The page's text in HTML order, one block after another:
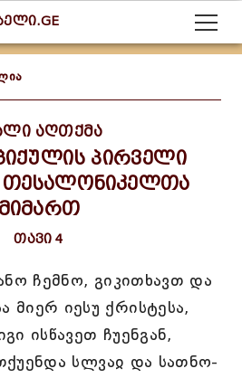
აღთქმა
პირველი
თესალონიკელთა
მიმართ
თავი 4
ჩემნო, გიკითხავთ და
იესუ ქრისტესა,
ისწავეთ ჩუენგან,
სლვაჲ და სათნო-